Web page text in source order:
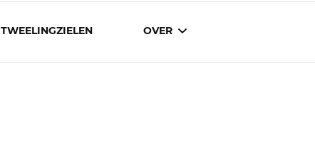
TWEELINGZIELEN OVER